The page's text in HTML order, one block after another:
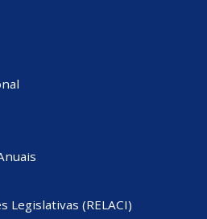
Legislativas (RELACI)